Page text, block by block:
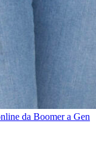
da Boomer a Gen